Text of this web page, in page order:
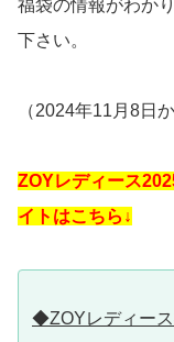
福袋の情報がわか
下さい。
（2024年11月8日
ZOYレディース
イトはこちら↓
◆ZOYレディー